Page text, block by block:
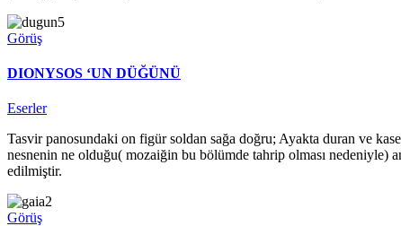
Görüş
DIONYSOS ‘UN DÜĞÜNÜ
Eserler
Tasvir panosundaki on figür soldan sağa doğru; Ayakta duran ve
nesnenin ne olduğu( mozaiğin bu bölümde tahrip olması nedeniyle)
edilmiştir.
Görüş